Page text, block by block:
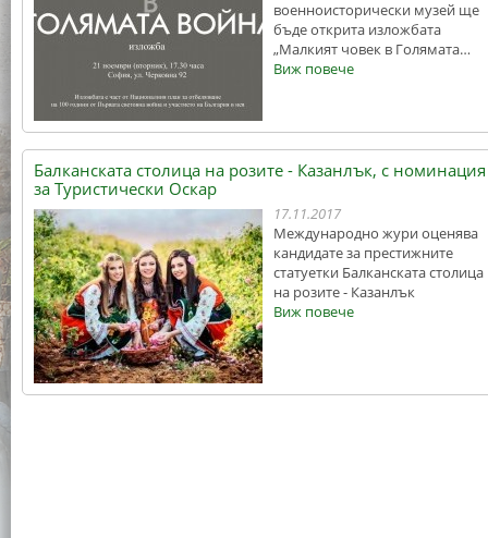
военноисторически музей ще
бъде открита изложбата
„Малкият човек в Голямата…
Виж повече
Балканската столица на розите - Казанлък, с номинация
за Туристически Оскар
17.11.2017
Международно жури оценява
кандидате за престижните
статуетки Балканската столица
на розите - Казанлък
Виж повече